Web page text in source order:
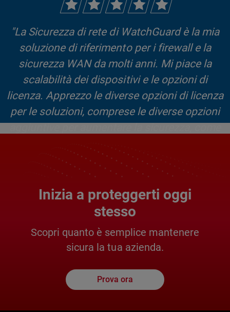
"La Sicurezza di rete di WatchGuard è la mia
soluzione di riferimento per i firewall e la
sicurezza WAN da molti anni. Mi piace la
scalabilità dei dispositivi e le opzioni di
licenza. Apprezzo le diverse opzioni di licenza
per le soluzioni, comprese le diverse opzioni
ecc."
Mike Broseus, Responsabile IT
Leggi la recensione completa >
Inizia a proteggerti oggi
stesso
Scopri quanto è semplice mantenere
sicura la tua azienda.
Prova ora